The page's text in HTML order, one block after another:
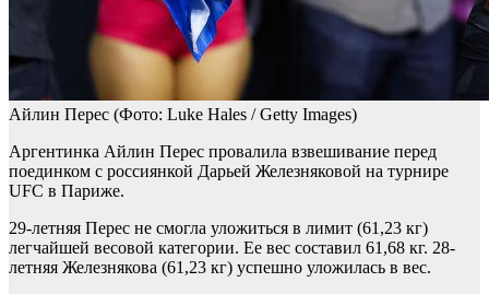
Айлин Перес (Фото: Luke Hales / Getty Images)
Аргентинка Айлин Перес провалила взвешивание перед
поединком с россиянкой Дарьей Железняковой на турнире
UFC в Париже.
29-летняя Перес не смогла уложиться в лимит (61,23 кг)
легчайшей весовой категории. Ее вес составил 61,68 кг. 28-
летняя Железнякова (61,23 кг) успешно уложилась в вес.